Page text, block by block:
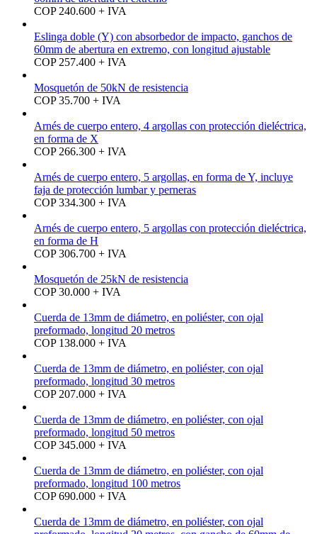
COP 240.600 + IVA
Eslinga doble (Y) con absorbedor de impacto, ganchos de
60mm de abertura en extremo, con longitud ajustable
COP 257.400 + IVA
Mosquetón de 50kN de resistencia
COP 35.700 + IVA
Arnés de cuerpo entero, 4 argollas con protección dieléctrica,
en forma de X
COP 266.300 + IVA
Arnés de cuerpo entero, 5 argollas, en forma de Y, incluye
faja de protección lumbar y perneras
COP 334.300 + IVA
Arnés de cuerpo entero, 5 argollas con protección dieléctrica,
en forma de H
COP 306.700 + IVA
Mosquetón de 25kN de resistencia
COP 30.000 + IVA
Cuerda de 13mm de diámetro, en poliéster, con ojal
preformado, longitud 20 metros
COP 138.000 + IVA
Cuerda de 13mm de diámetro, en poliéster, con ojal
preformado, longitud 30 metros
COP 207.000 + IVA
Cuerda de 13mm de diámetro, en poliéster, con ojal
preformado, longitud 50 metros
COP 345.000 + IVA
Cuerda de 13mm de diámetro, en poliéster, con ojal
preformado, longitud 100 metros
COP 690.000 + IVA
Cuerda de 13mm de diámetro, en poliéster, con ojal